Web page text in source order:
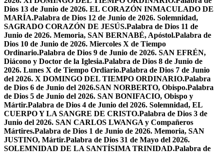
Dios 13 de Junio de 2026. EL CORAZÓN INMACULADO DE
MARÍA.Palabra de Dios 12 de Junio de 2026. Solemnidad,
SAGRADO CORAZÓN DE JESÚS.Palabra de Dios 11 de
Junio de 2026. Memoria, SAN BERNABÉ, Apóstol.Palabra de
Dios 10 de Junio de 2026. Miercoles X de Tiempo
Ordinario.Palabra de Dios 9 de Junio de 2026. SAN EFRÉN,
Diácono y Doctor de la Iglesia.Palabra de Dios 8 de Junio de
2026. Lunes X de Tiempo Ordiario.Palabra de Dios 7 de Junio
del 2026. X DOMINGO DEL TIEMPO ORDINARIO.Palabra
de Dios 6 de Junio del 2026.SAN NORBERTO, Obispo.Palabra
de Dios 5 de Junio del 2026. SAN BONIFACIO, Obispo y
Mártir.Palabra de Dios 4 de Junio del 2026. Solemnidad, EL
CUERPO Y LA SANGRE DE CRISTO.Palabra de Dios 3 de
Junio del 2026. SAN CARLOS LWANGA y Compañeros
Mártires.Palabra de Dios 1 de Junio de 2026. Memoria, SAN
JUSTINO, Mártir.Palabra de Dios 31 de Mayo del 2026.
SOLEMNIDAD DE LA SANTÍSIMA TRINIDAD.Palabra de